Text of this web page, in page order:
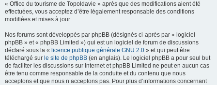
« Office du tourisme de Topoldavie » après que des modifications aient été
effectuées, vous acceptez d’être légalement responsable des conditions
modifiées et mises à jour.
Nos forums sont développés par phpBB (désignés ci-après par « logiciel
phpBB » et « phpBB Limited ») qui est un logiciel de forum de discussions
déclaré sous la « licence publique générale GNU 2.0 » et qui peut être
téléchargé sur le site de phpBB (en anglais). Le logiciel phpBB a pour seul but
de faciliter les discussions sur internet et phpBB Limited ne peut en aucun cas
être tenu comme responsable de la conduite et du contenu que nous
acceptons et que nous n’acceptons pas. Pour plus d’informations concernant